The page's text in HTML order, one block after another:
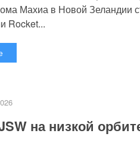
Махиа в Новой Зеландии
Rocket...
на низкой